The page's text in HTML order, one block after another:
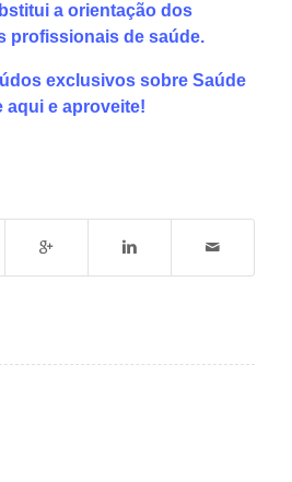
a orientação dos
profissionais de saúde.
exclusivos sobre Saúde
aquie aproveite!